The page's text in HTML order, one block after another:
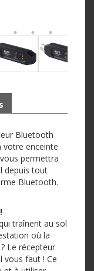
Bluetooth
votre enceinte
permettra
depuis tout
Bluetooth.
traînent au sol
où la
Le récepteur
vous faut ! Ce